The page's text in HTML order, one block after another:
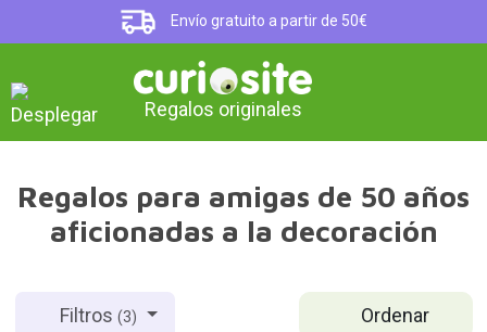
Envío gratuito a partir de 50€
Regalos originales
Regalos para amigas de 50 años
aficionadas a la decoración
Ordenar
Filtros(3)